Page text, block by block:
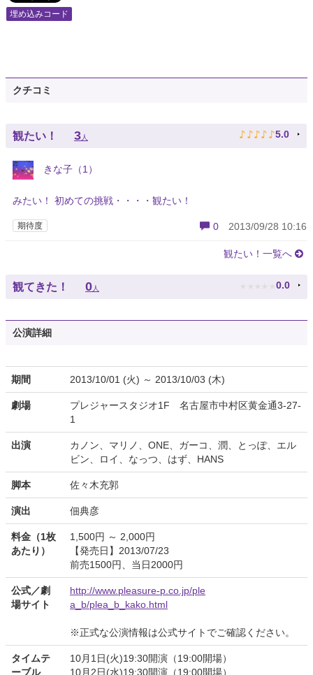
埋め込みコード
クチコミ
観たい！ 3人 ♪ ♪ ♪ ♪ ♪ 5.0
きな子（1）
みたい！ 初めての挑戦・・・・観たい！
期待度 0 2013/09/28 10:16
観たい！一覧へ
観てきた！ 0人 ★ ★ ★ ★ ★ 0.0
公演詳細
期間 2013/10/01 (火) ～ 2013/10/03 (木)
劇場
プレジャースタジオ1F 名古屋市中村区黄金通3-27-
1
出演
カノン、マリノ、ONE、ガーコ、潤、とっぽ、エル
ビン、ロイ、なっつ、はず、HANS
脚本 佐々木充郭
演出 佃典彦
料金（1枚
あたり）
1,500円 ～ 2,000円
【発売日】2013/07/23
前売1500円、当日2000円
公式／劇
場サイト
http://www.pleasure-p.co.jp/ple
a_b/plea_b_kako.html
※正式な公演情報は公式サイトでご確認ください。
タイムテ
ーブル
10月1日(火)19:30開演（19:00開場）
10月2日(水)19:30開演（19:00開場）